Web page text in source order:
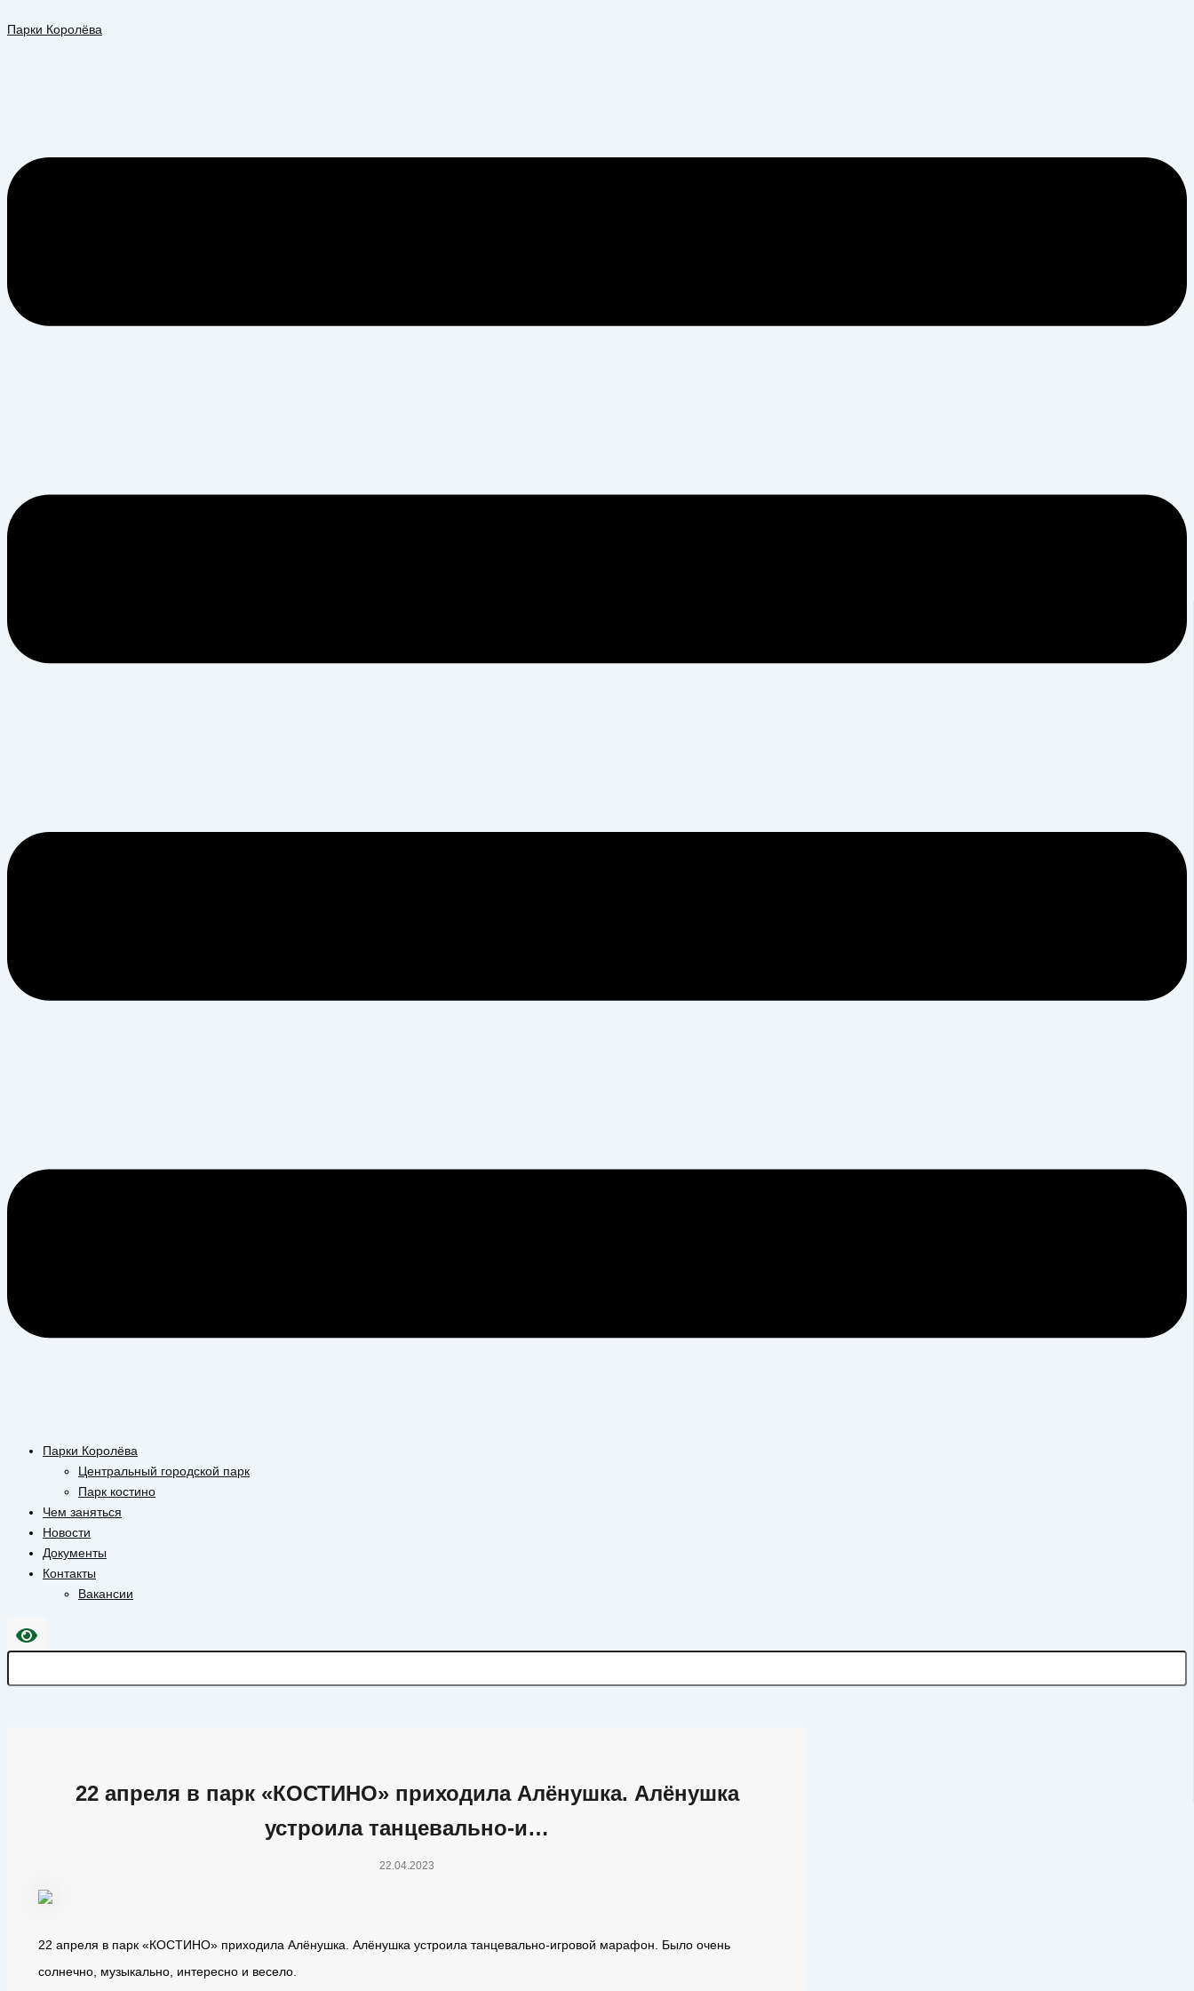
кПарки Королёва
Парки Королёва
Центральный городской парк
Парк костино
Чем заняться
Новости
Документы
Контакты
Вакансии
22 апреля в парк «КОСТИНО» приходила Алёнушка. Алёнушка
устроила танцевально-и…
22.04.2023
22 апреля в парк «КОСТИНО» приходила Алёнушка. Алёнушка устроила танцевально-игровой марафон. Было очень
солнечно, музыкально, интересно и весело.